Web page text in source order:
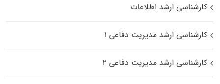
کارشناسی ارشد اطلاعات
کارشناسی ارشد مدیریت دفاعی ۱
کارشناسی ارشد مدیریت دفاعی ۲